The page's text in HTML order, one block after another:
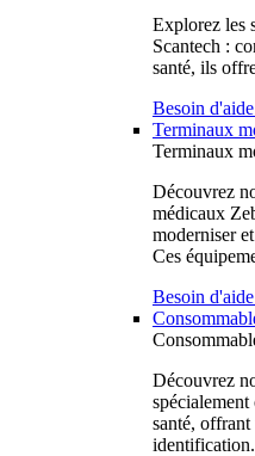
Explorez les
Scantech :
santé, ils
Besoin
Terminaux
Terminaux
Découvrez
médicaux
moderniser
Ces
Besoin
Découvrez
santé,